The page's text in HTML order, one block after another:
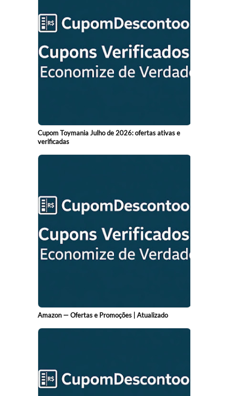
Cupom Toymania Julho de 2026: ofertas ativas e
verificadas
Amazon — Ofertas e Promoções | Atualizado